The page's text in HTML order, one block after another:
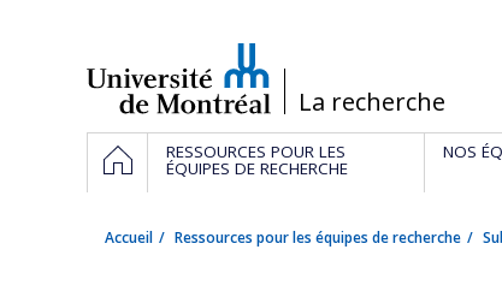
/La recherche
Navigation
principale
ACCUEILRESSOURCES POUR LES
ÉQUIPES DE RECHERCHE
NOS
Accueil Ressources pour les équipes de recherche